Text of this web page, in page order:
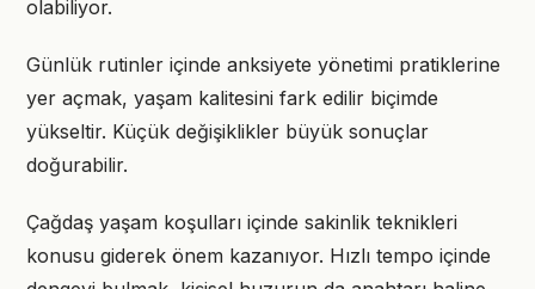
olabiliyor.
Günlük rutinler içinde anksiyete yönetimi pratiklerine
yer açmak, yaşam kalitesini fark edilir biçimde
yükseltir. Küçük değişiklikler büyük sonuçlar
doğurabilir.
Çağdaş yaşam koşulları içinde sakinlik teknikleri
konusu giderek önem kazanıyor. Hızlı tempo içinde